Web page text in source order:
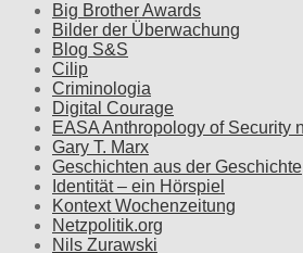
Big Brother Awards
Bilder der Überwachung
Blog S&S
Cilip
Criminologia
Digital Courage
EASA Anthropology of Security
Gary T. Marx
Geschichten aus der
Identität – ein Hörspiel
Kontext Wochenzeitung
Netzpolitik.org
Nils Zurawski